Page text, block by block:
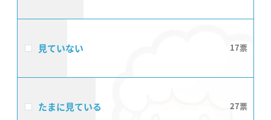
見ていない 17
たまに見ている 27